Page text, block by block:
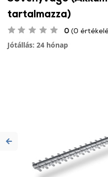
tartalmazza)
0 (0
Jótállás: 24 hónap
Previous